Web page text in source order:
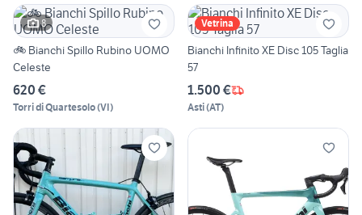
8
🚲 Bianchi Spillo Rubino UOMO
Celeste
620 €
Torri di Quartesolo(VI)
Vetrina
Bianchi Infinito XE Disc 105 Taglia
57
1.500 €
Asti(AT)